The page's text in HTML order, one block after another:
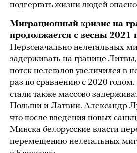
подвергать жизни людей
Миграционный кризис на
продолжается с весны 2021
Первоначально нелегальных
задерживать на границе
поток нелегалов увеличился в
раз по сравнению с 2020
стали также массово
Польши и Латвии. Александр
что после введения новых
Минска белорусские власти
перемещению нелегальных